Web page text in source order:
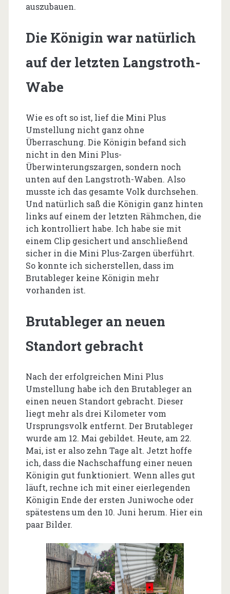
auszubauen.
Die Königin war natürlich
auf der letzten Langstroth-
Wabe
Wie es oft so ist, lief die Mini Plus
Umstellung nicht ganz ohne
Überraschung. Die Königin befand sich
nicht in den Mini Plus-
Überwinterungszargen, sondern noch
unten auf den Langstroth-Waben. Also
musste ich das gesamte Volk durchsehen.
Und natürlich saß die Königin ganz hinten
links auf einem der letzten Rähmchen, die
ich kontrolliert habe. Ich habe sie mit
einem Clip gesichert und anschließend
sicher in die Mini Plus-Zargen überführt.
So konnte ich sicherstellen, dass im
Brutableger keine Königin mehr
vorhanden ist.
Brutableger an neuen
Standort gebracht
Nach der erfolgreichen Mini Plus
Umstellung habe ich den Brutableger an
einen neuen Standort gebracht. Dieser
liegt mehr als drei Kilometer vom
Ursprungsvolk entfernt. Der Brutableger
wurde am 12. Mai gebildet. Heute, am 22.
Mai, ist er also zehn Tage alt. Jetzt hoffe
ich, dass die Nachschaffung einer neuen
Königin gut funktioniert. Wenn alles gut
läuft, rechne ich mit einer eierlegenden
Königin Ende der ersten Juniwoche oder
spätestens um den 10. Juni herum. Hier ein
paar Bilder.